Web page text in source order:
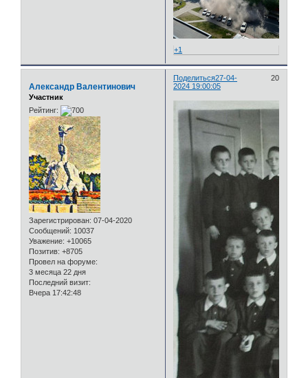
+1
Поделиться 20
27-04-
2024 19:00:05
Александр Валентинович
Участник
Рейтинг:
Зарегистрирован: 07-04-2020
Сообщений: 10037
Уважение: +10065
Позитив: +8705
Провел на форуме:
3 месяца 22 дня
Последний визит:
Вчера 17:42:48